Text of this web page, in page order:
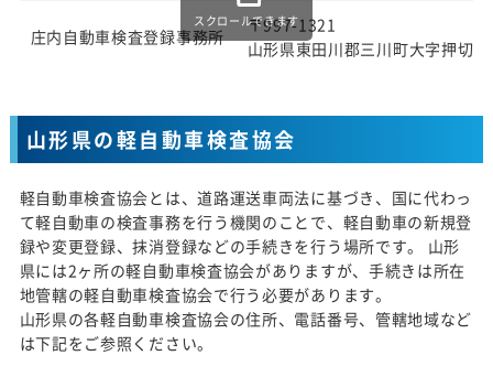
庄内自動車検査登録事務所
〒997-1321
山形県東田川郡三川町大字押切
スクロールできます
山形県の軽自動車検査協会
軽自動車検査協会とは、道路運送車両法に基づき、国に代わっ
て軽自動車の検査事務を行う機関のことで、軽自動車の新規登
録や変更登録、抹消登録などの手続きを行う場所です。 山形
県には2ヶ所の軽自動車検査協会がありますが、手続きは所在
地管轄の軽自動車検査協会で行う必要があります。
山形県の各軽自動車検査協会の住所、電話番号、管轄地域など
は下記をご参照ください。